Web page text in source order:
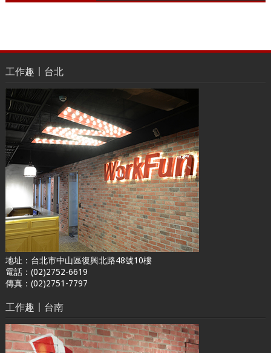
工作趣〡台北
地址：台北市中山區復興北路48號10樓
電話：(02)2752-6619
傳真：(02)2751-7797
工作趣〡台南